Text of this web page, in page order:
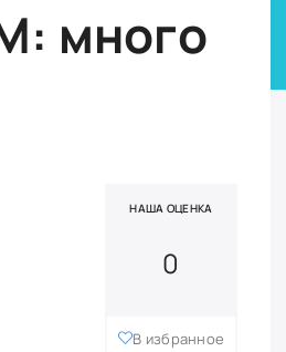
много
НАША ОЦЕНКА
0
В избранное